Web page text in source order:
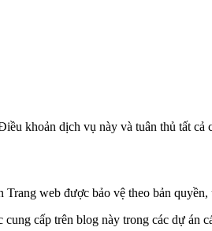
khoản dịch vụ này và tuân thủ tất cả
web được bảo vệ theo bản
cấp trên blog này trong các dự án